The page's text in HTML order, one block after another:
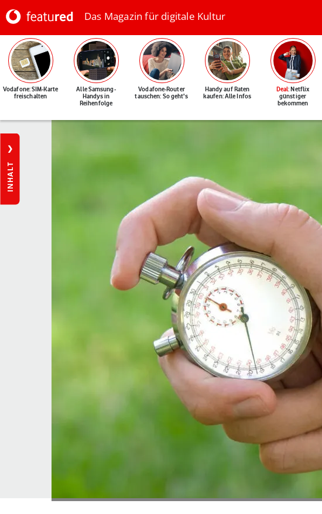
Das Magazin für digitale Kultur
Vodafone: SIM-Karte
freischalten
Alle Samsung-
Handys in
Reihenfolge
Vodafone-Router
tauschen: So geht's
Handy auf Raten
kaufen: Alle Infos
Deal: Netflix
günstiger
bekommen
INHALT